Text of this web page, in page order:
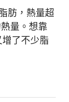
肪，熱量超
量。想靠
了不少脂